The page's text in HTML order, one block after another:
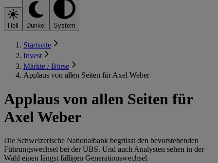
Hell Dunkel System
Startseite
Invest
Märkte / Börse
Applaus von allen Seiten für Axel Weber
Applaus von allen Seiten für
Axel Weber
Die Schweizerische Nationalbank begrüsst den bevorstehenden
Führungswechsel bei der UBS. Und auch Analysten sehen in der
Wahl einen längst fälligen Generationswechsel.